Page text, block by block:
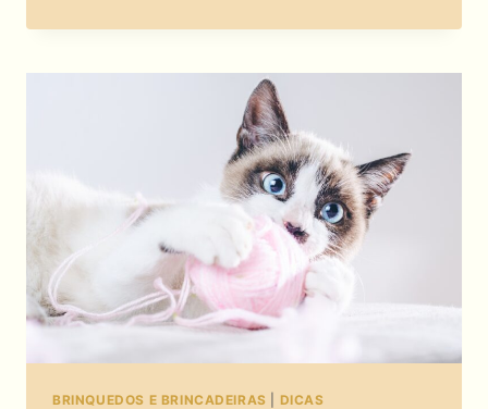
SAEM,
GATOS
OS
BRINQUEDOS
PARA
GATOS
BRINCAREM
BRINQUEDOS E BRINCADEIRAS DICAS